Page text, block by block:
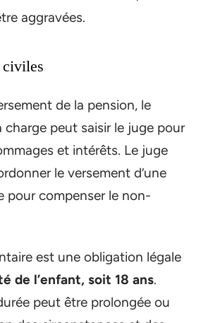
aggravées.
civiles
de la pension, le
charge peut saisir le juge pour
et intérêts. Le juge
le versement d’une
pour compenser le non-
est une obligation légale
de l’enfant, soit 18 ans.
peut être prolongée ou